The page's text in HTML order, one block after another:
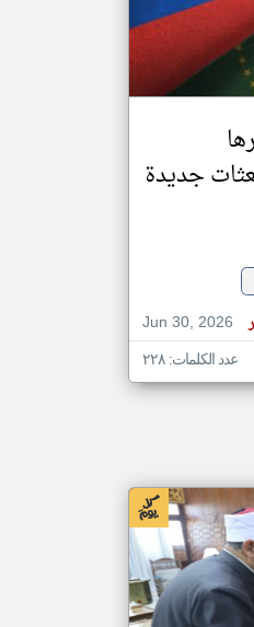
تغيير الدولة
جزر القمر على مدار الساعة
جزر القمر العاجلة والمباشرة
جديدة
Jun 30, 2026
عدد الكلمات: ٢٢٨
klyoum.com